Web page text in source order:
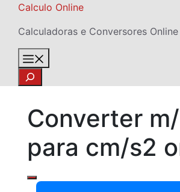
Skip
content
Calculo Online
Calculadoras e Conversores Online
Search
Converter
para cm/s2